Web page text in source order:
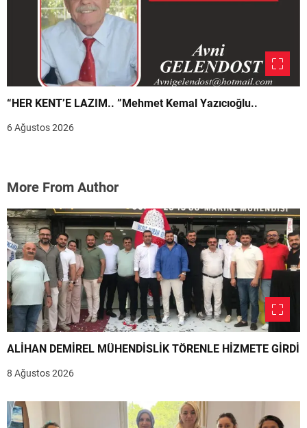
“HER KENT’E LAZIM.. ”Mehmet Kemal Yazıcıoğlu..
6 Ağustos 2026
More From Author
ALİHAN DEMİREL MÜHENDİSLİK TÖRENLE HİZMETE GİRDİ
8 Ağustos 2026